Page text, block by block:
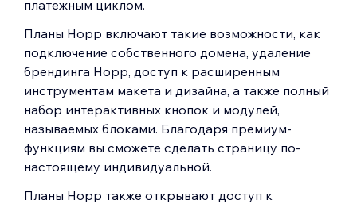
платежным циклом.
Планы Hopp включают такие возможности, как
подключение собственного домена, удаление
брендинга Hopp, доступ к расширенным
инструментам макета и дизайна, а также полный
набор интерактивных кнопок и модулей,
называемых блоками. Благодаря премиум-
функциям вы сможете сделать страницу по-
настоящему индивидуальной.
Планы Hopp также открывают доступ к